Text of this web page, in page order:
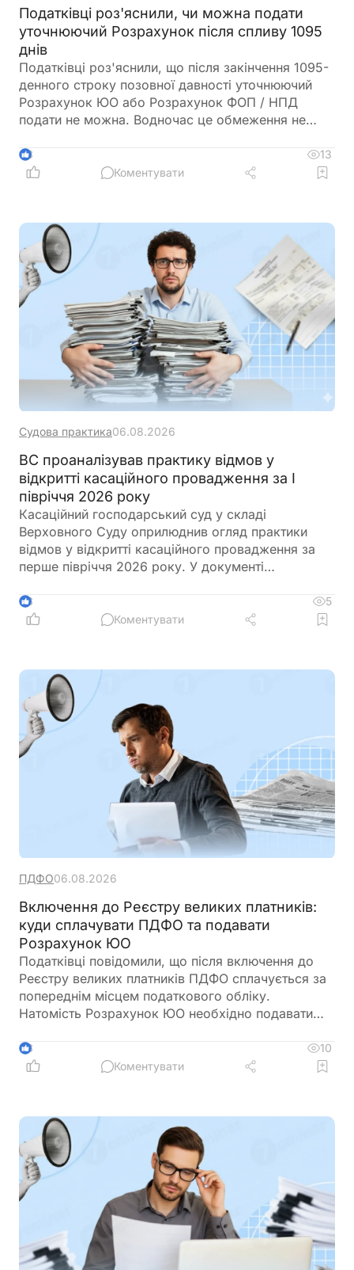
Податківці роз'яснили, чи можна подати
уточнюючий Розрахунок після спливу 1095
днів
Податківці роз'яснили, що після закінчення 1095-
денного строку позовної давності уточнюючий
Розрахунок ЮО або Розрахунок ФОП / НПД
подати не можна. Водночас це обмеження не
звітності з ЄСВ можна виправляти і після спливу
цього строку
3
13
Коментувати
Судова практика06.08.2026
ВС проаналізував практику відмов у
відкритті касаційного провадження за І
півріччя 2026 року
Касаційний господарський суд у складі
Верховного Суду оприлюднив огляд практики
відмов у відкритті касаційного провадження за
перше півріччя 2026 року. У документі
практику у справах про банкрутство, випадки
зловживання процесуальними правами та
3
5
Коментувати
ПДФО06.08.2026
Включення до Реєстру великих платників:
куди сплачувати ПДФО та подавати
Розрахунок ЮО
Податківці повідомили, що після включення до
Реєстру великих платників ПДФО сплачується за
попереднім місцем податкового обліку.
Натомість Розрахунок ЮО необхідно подавати
основним місцем обліку із зазначенням у додатку
4ДФ відповідного коду територіальної громади
3
10
Коментувати